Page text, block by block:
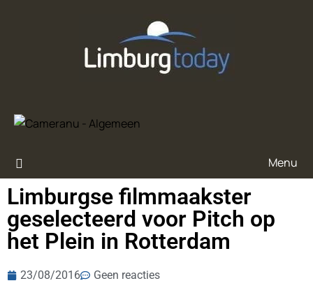
Menu
Limburgse filmmaakster
geselecteerd voor Pitch op
het Plein in Rotterdam
23/08/2016 Geen reacties